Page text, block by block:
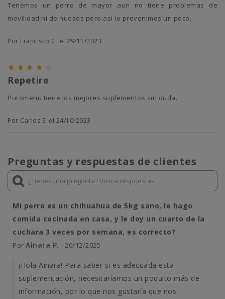
Tenemos un perro de mayor aun no tiene problemas de
movilidad ni de huesos pero asi lo prevenimos un poco.
Por Francisco G. el 29/11/2023
   
Repetire
Puromenu tiene los mejores suplementos sin duda.
Por Carlos S. el 24/10/2023
Preguntas y respuestas de clientes
Mi perro es un chihuahua de 5kg sano, le hago
comida cocinada en casa, y le doy un cuarto de la
cuchara 3 veces por semana, es correcto?
Por Ainara P. - 20/12/2025
¡Hola Ainara! Para saber si es adecuada esta
suplementación, necesitaríamos un poquito más de
información, por lo que nos gustaría que nos